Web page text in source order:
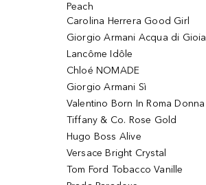
Peach
Carolina Herrera Good Girl
Giorgio Armani Acqua di Gioia
Lancôme Idôle
Chloé NOMADE
Giorgio Armani Sì
Valentino Born In Roma Donna
Tiffany & Co. Rose Gold
Hugo Boss Alive
Versace Bright Crystal
Tom Ford Tobacco Vanille